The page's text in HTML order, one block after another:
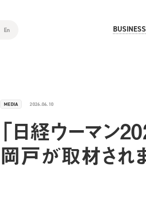
En BUSINESS
MEDIA 2026.06.10
「日経ウーマン
岡戸が取材され